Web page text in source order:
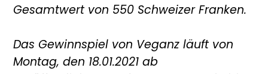
Gesamtwert von 550 Schweizer Franken.
Das Gewinnspiel von Veganz läuft von
Montag, den 18.01.2021 ab